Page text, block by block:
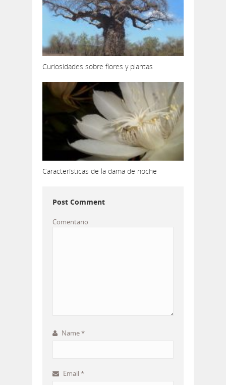
Curiosidades sobre flores y plantas
Características de la dama de noche
Post Comment
Comentario
Name*
Email *